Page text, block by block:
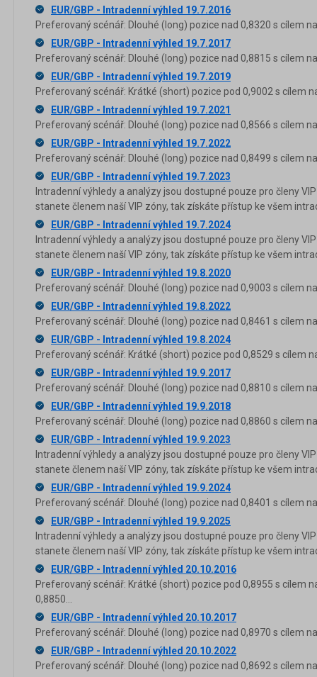
EUR/GBP - Intradenní výhled 19.7.2016
Preferovaný scénář: Dlouhé (long) pozice nad 0,8320 s cílem
EUR/GBP - Intradenní výhled 19.7.2017
Preferovaný scénář: Dlouhé (long) pozice nad 0,8815 s cílem
EUR/GBP - Intradenní výhled 19.7.2019
Preferovaný scénář: Krátké (short) pozice pod 0,9002 s cílem
EUR/GBP - Intradenní výhled 19.7.2021
Preferovaný scénář: Dlouhé (long) pozice nad 0,8566 s cílem
EUR/GBP - Intradenní výhled 19.7.2022
Preferovaný scénář: Dlouhé (long) pozice nad 0,8499 s cílem
EUR/GBP - Intradenní výhled 19.7.2023
Intradenní výhledy a analýzy jsou dostupné pouze pro členy
stanete členem naší VIP zóny, tak získáte přístup ke všem
EUR/GBP - Intradenní výhled 19.7.2024
Intradenní výhledy a analýzy jsou dostupné pouze pro členy
stanete členem naší VIP zóny, tak získáte přístup ke všem
EUR/GBP - Intradenní výhled 19.8.2020
Preferovaný scénář: Dlouhé (long) pozice nad 0,9003 s cílem
EUR/GBP - Intradenní výhled 19.8.2022
Preferovaný scénář: Dlouhé (long) pozice nad 0,8461 s cílem
EUR/GBP - Intradenní výhled 19.8.2024
Preferovaný scénář: Krátké (short) pozice pod 0,8529 s cílem
EUR/GBP - Intradenní výhled 19.9.2017
Preferovaný scénář: Dlouhé (long) pozice nad 0,8810 s cílem
EUR/GBP - Intradenní výhled 19.9.2018
Preferovaný scénář: Dlouhé (long) pozice nad 0,8860 s cílem
EUR/GBP - Intradenní výhled 19.9.2023
Intradenní výhledy a analýzy jsou dostupné pouze pro členy
stanete členem naší VIP zóny, tak získáte přístup ke všem
EUR/GBP - Intradenní výhled 19.9.2024
Preferovaný scénář: Dlouhé (long) pozice nad 0,8401 s cílem
EUR/GBP - Intradenní výhled 19.9.2025
Intradenní výhledy a analýzy jsou dostupné pouze pro členy
stanete členem naší VIP zóny, tak získáte přístup ke všem
EUR/GBP - Intradenní výhled 20.10.2016
Preferovaný scénář: Krátké (short) pozice pod 0,8955 s cílem
0,8850...
EUR/GBP - Intradenní výhled 20.10.2017
Preferovaný scénář: Dlouhé (long) pozice nad 0,8970 s cílem
EUR/GBP - Intradenní výhled 20.10.2022
Preferovaný scénář: Dlouhé (long) pozice nad 0,8692 s cílem